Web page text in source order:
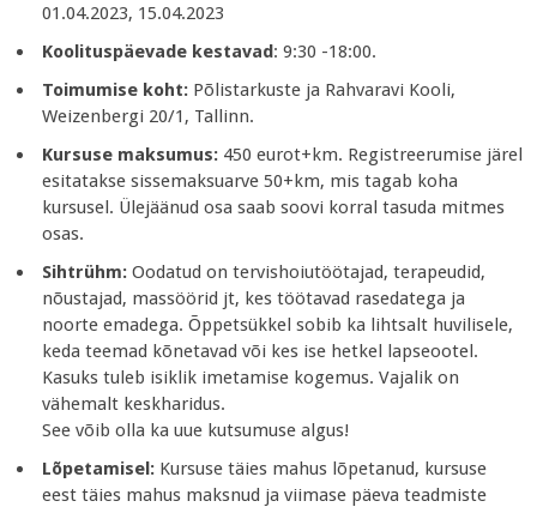
01.04.2023, 15.04.2023
Koolituspäevade kestavad: 9:30 -18:00.
Toimumise koht: Põlistarkuste ja Rahvaravi Kooli,
Weizenbergi 20/1, Tallinn.
Kursuse maksumus: 450 eurot+km. Registreerumise järel
esitatakse sissemaksuarve 50+km, mis tagab koha
kursusel. Ülejäänud osa saab soovi korral tasuda mitmes
osas.
Sihtrühm: Oodatud on tervishoiutöötajad, terapeudid,
nõustajad, massöörid jt, kes töötavad rasedatega ja
noorte emadega. Õppetsükkel sobib ka lihtsalt huvilisele,
keda teemad kõnetavad või kes ise hetkel lapseootel.
Kasuks tuleb isiklik imetamise kogemus. Vajalik on
vähemalt keskharidus.
See võib olla ka uue kutsumuse algus!
Lõpetamisel: Kursuse täies mahus lõpetanud, kursuse
eest täies mahus maksnud ja viimase päeva teadmiste